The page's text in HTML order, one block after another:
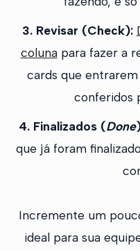
3. Revisar (Check):
colunapara fazer a
cards que
conferidos
4. Finalizados (Done
que já foram
Incremente um
ideal para sua